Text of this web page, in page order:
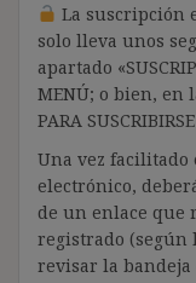
La suscripción
solo lleva unos
apartado
MENÚ; o bien, en
PARA
Una vez
electrónico,
de un enlace que
registrado (según
revisar la bandeja